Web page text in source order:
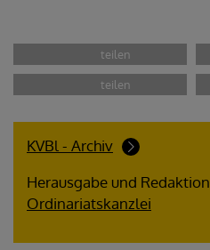
KVBl - Archiv
Herausgabe und Redaktion
Ordinariatskanzlei